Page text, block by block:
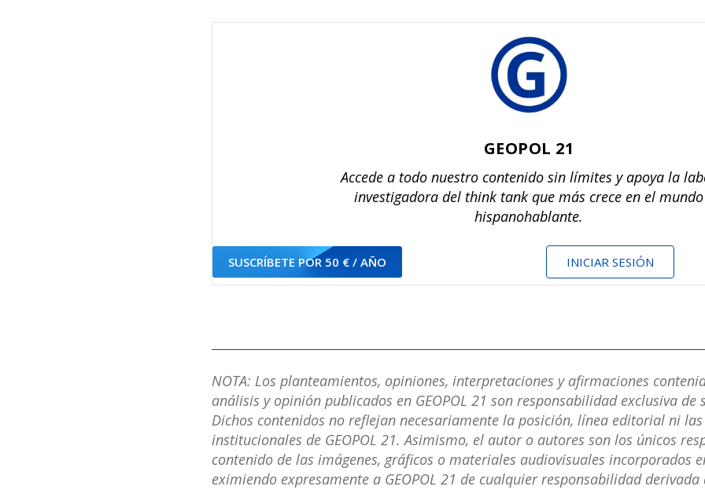
GEOPOL 21
Accede a todo nuestro contenido sin límites y apoya la
investigadora del think tank que más crece en el mundo
hispanohablante.
SUSCRÍBETE POR 50 € / AÑO INICIAR SESIÓN
NOTA: Los planteamientos, opiniones, interpretaciones y afirmaciones
análisis y opinión publicados en GEOPOL 21 son responsabilidad exclusiva de
Dichos contenidos no reflejan necesariamente la posición, línea editorial ni
institucionales de GEOPOL 21. Asimismo, el autor o autores son los únicos
contenido de las imágenes, gráficos o materiales audiovisuales incorporados
eximiendo expresamente a GEOPOL 21 de cualquier responsabilidad